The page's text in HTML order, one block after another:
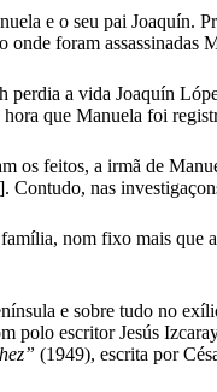
e o seu pai
foram assassinadas
perdia a vida Joaquín
que Manuela foi
os feitos, a irmã de
Contudo, nas
nom fixo mais que
e sobre tudo no
polo escritor Jesús
(1949), escrita por